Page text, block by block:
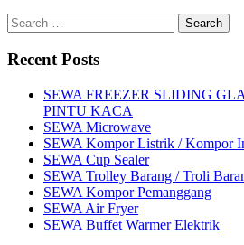
Search
for:
Recent Posts
SEWA FREEZER SLIDING
PINTU KACA
SEWA Microwave
SEWA Kompor Listrik / Kompor
SEWA Cup Sealer
SEWA Trolley Barang / Troli
SEWA Kompor Pemanggang
SEWA Air Fryer
SEWA Buffet Warmer Elektrik